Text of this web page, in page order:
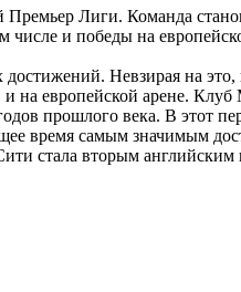
Лиги. Команда
и победы на
Невзирая на
на европейской арене.
прошлого века. В этот
время самым значимым
стала вторым английским